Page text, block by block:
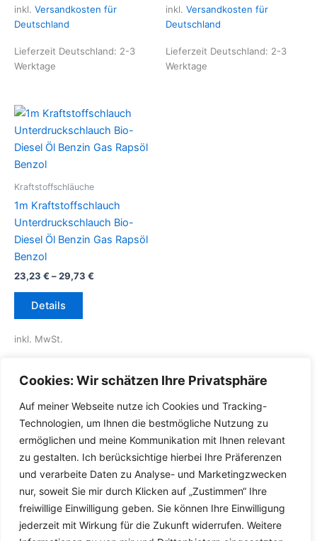
Cookies: Wir schätzen Ihre Privatsphäre
Auf meiner Webseite nutze ich Cookies und Tracking-
Technologien, um Ihnen die bestmögliche Nutzung zu
ermöglichen und meine Kommunikation mit Ihnen relevant
zu gestalten. Ich berücksichtige hierbei Ihre Präferenzen
und verarbeite Daten zu Analyse- und Marketingzwecken
nur, soweit Sie mir durch Klicken auf „Zustimmen“ Ihre
freiwillige Einwilligung geben. Sie können Ihre Einwilligung
jederzeit mit Wirkung für die Zukunft widerrufen. Weitere
Varianten
Optionen
der
Produktseite
gewählt
inkl. Versandkosten für
Deutschland
Lieferzeit Deutschland: 2-3
Werktage
Varianten
Optionen
inkl. Versandkosten für
Deutschland
Lieferzeit Deutschland: 2-3
Werktage
Kraftstoffschläuche
1m Kraftstoffschlauch
Unterdruckschlauch Bio-
Diesel Öl Benzin Gas Rapsöl
Benzol
23,23 € –29,73 €
Details
Dieses
auf.
Optionen
können
auf
der
Produktseite
gewählt
werden
inkl. MwSt.
Deutschland
Lieferzeit Deutschland:2-3
Werktage